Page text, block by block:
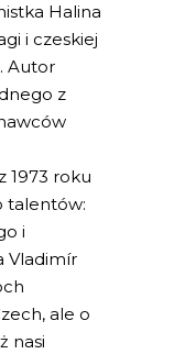
Halina
i czeskiej
Autor
z
z 1973 roku
talentów:
i
Vladimír
ale o
nasi